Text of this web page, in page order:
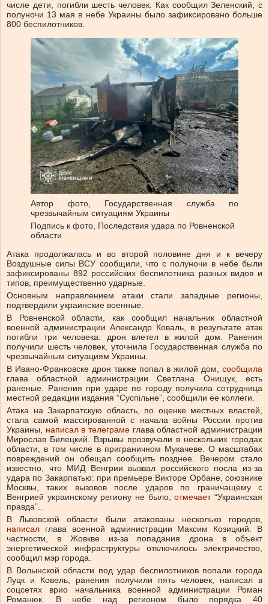
числе дети, погибли шесть человек. Как сообщил Зеленский, с
полуночи 13 мая в небе Украины было зафиксировано больше
800 беспилотников.
Автор фото, Государственная служба по
чрезвычайным ситуациям Украины
Подпись к фото, Последствия удара по Ровненской
области
Атака продолжалась и во второй половине дня и к вечеру
Воздушные силы ВСУ сообщили, что с полуночи в небе были
зафиксированы 892 российских беспилотника разных видов и
типов, преимущественно ударные.
Основным направлением атаки стали западные регионы,
подтвердили украинские военные.
В Ровненской области, как сообщил начальник областной
военной администрации Александр Коваль, в результате атак
погибли три человека: дрон влетел в жилой дом. Ранения
получили шесть человек, уточнила Государственная служба по
чрезвычайным ситуациям Украины.
В Ивано-Франковске дрон также попал в жилой дом, сообщила
глава областной администрации Светлана Онищук, есть
раненые. Ранения при ударе по городу получила сотрудница
местной редакции издания “Суспiльне”, сообщили ее коллеги.
Атака на Закарпатскую область, по оценке местных властей,
стала самой массированной с начала войны России против
Украины, написал в телеграме глава областной администрации
Мирослав Билецкий. Взрывы прозвучали в нескольких городах
области, в том числе в приграничном Мукачеве. О масштабах
повреждений он обещал сообщить позднее. Вечером стало
известно, что МИД Венгрии вызвал российского посла из-за
удара по Закарпатью: при премьере Викторе Орбане, союзнике
Москвы, таких вызовов после ударов по граничащему с
Венгрией украинскому региону не было,отмечает“Украинская
правда”..
В Львовской области были атакованы несколько городов,
написал глава военной администрации Максим Козицкий. В
частности, в Жовкве из-за попадания дрона в объект
энергетической инфраструктуры отключилось электричество,
сообщил мэр города.
В Волынской области под удар беспилотников попали города
Луцк и Ковель, ранения получили пять человек, написал в
соцсетях врио начальника военной администрации Роман
Романюк. В небе над регионом было порядка 40